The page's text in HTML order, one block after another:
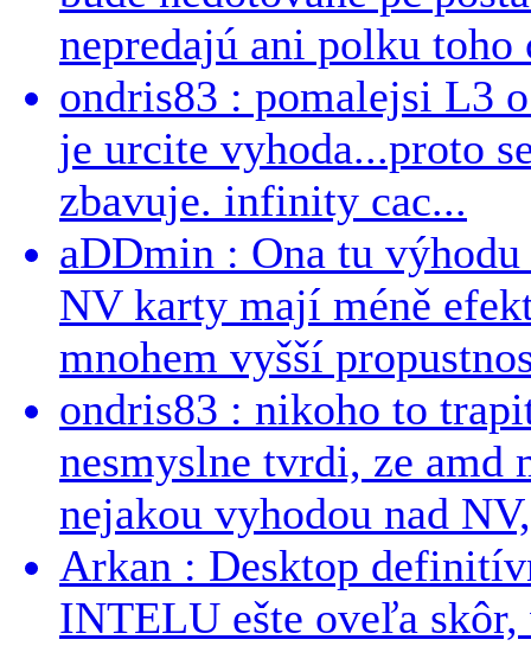
nepredajú ani polku toho
ondris83 : pomalejsi L3
je urcite vyhoda...proto
zbavuje. infinity cac...
aDDmin : Ona tu
NV karty mají méně
mnohem vyšší
ondris83 : nikoho to
nesmyslne tvrdi, ze
nejakou vyhodou nad
Arkan : Desktop
INTELU ešte oveľa